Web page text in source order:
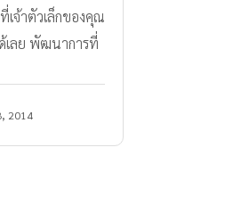
เจ้าตัวเล็กของคุณ
เลย พัฒนาการที่
2014